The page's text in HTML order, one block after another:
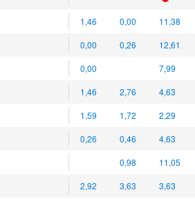
1,46 0,00 11,38
0,00 0,26 12,61
0,00 7,99
1,46 2,76 4,63
1,59 1,72 2,29
0,26 0,46 4,63
0,98 11,05
2,92 3,63 3,63